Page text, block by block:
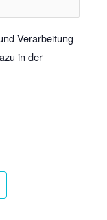
Verarbeitung
in der